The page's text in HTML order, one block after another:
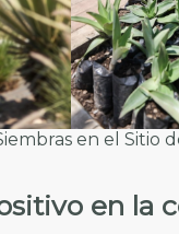
en el Sitio
en la